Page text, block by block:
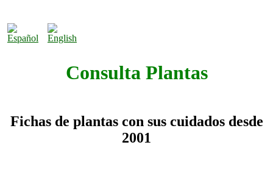
Consulta Plantas
Fichas de plantas con sus cuidados desde
2001